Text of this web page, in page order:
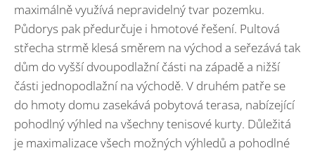
maximálně využívá nepravidelný tvar pozemku.
Půdorys pak předurčuje i hmotové řešení. Pultová
střecha strmě klesá směrem na východ a seřezává tak
dům do vyšší dvoupodlažní části na západě a nižší
části jednopodlažní na východě. V druhém patře se
do hmoty domu zasekává pobytová terasa, nabízející
pohodlný výhled na všechny tenisové kurty. Důležitá
je maximalizace všech možných výhledů a pohodlné